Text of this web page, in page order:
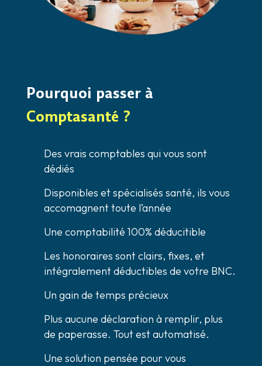
Pourquoi passer à
Comptasanté ?
Des vrais comptables qui vous sont
dédiés
Disponibles et spécialisés santé, ils vous
accomagnent toute l’année
Une comptabilité 100% déducitible
Les honoraires sont clairs, fixes, et
intégralement déductibles de votre BNC.
Un gain de temps précieux
Plus aucune déclaration à remplir, plus
de paperasse. Tout est automatisé.
Une solution pensée pour vous